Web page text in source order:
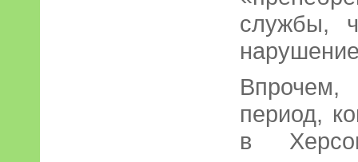
службы,
период,
в